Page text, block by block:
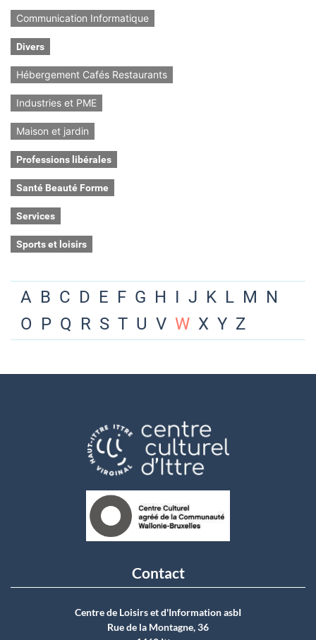
Communication Informatique
Divers
Hébergement Cafés Restaurants
Industries et PME
Maison et jardin
Professions libérales
Santé Beauté Forme
Services
Sports et loisirs
A B C D E F G H I J K L M N
O P Q R S T U V W X Y Z
Contact
Centre de Loisirs et d'Information asbI
Rue de la Montagne, 36